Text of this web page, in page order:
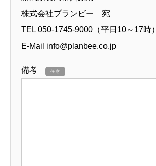
株式会社プランビー 宛
TEL 050-1745-9000（平日10～17時）
E-Mail info@planbee.co.jp
備考 任意